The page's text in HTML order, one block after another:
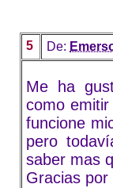
5 De:
Me ha
como
funcione
pero
saber mas
Gracias por